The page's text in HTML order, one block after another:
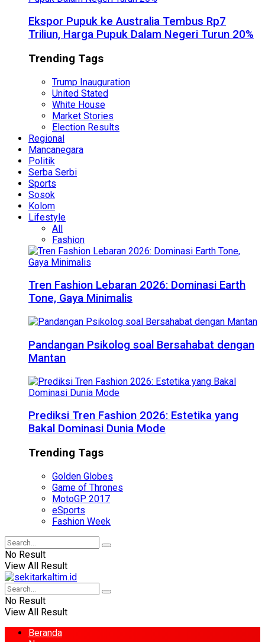
Ekspor Pupuk ke Australia Tembus Rp7
Triliun, Harga Pupuk Dalam Negeri Turun 20%
Trending Tags
Trump Inauguration
United Stated
White House
Market Stories
Election Results
Regional
Mancanegara
Politik
Serba Serbi
Sports
Sosok
Kolom
Lifestyle
All
Fashion
Tren Fashion Lebaran 2026: Dominasi Earth
Tone, Gaya Minimalis
Pandangan Psikolog soal Bersahabat dengan
Mantan
Prediksi Tren Fashion 2026: Estetika yang
Bakal Dominasi Dunia Mode
Trending Tags
Golden Globes
Game of Thrones
MotoGP 2017
eSports
Fashion Week
No Result
View All Result
No Result
View All Result
Beranda